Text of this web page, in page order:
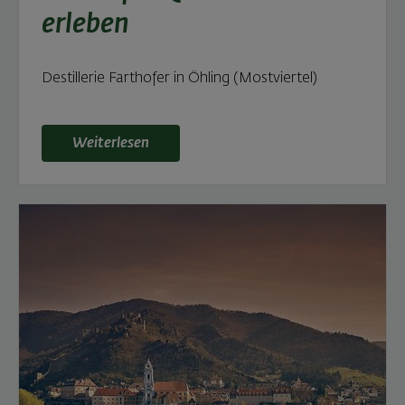
erleben
Destillerie Farthofer in Öhling (Mostviertel)
Weiterlesen: Ausflugsziel im Mostviertel:
Weiterlesen